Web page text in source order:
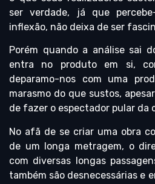
ser verdade, já que
inflexão, não deixa de ser
Porém quando a análise sai
entra no produto em si,
deparamo-nos com uma
marasmo do que sustos,
de fazer o espectador pular da
No afã de se criar uma obra
de um longa metragem, o
com diversas longas
também são desnecessárias e